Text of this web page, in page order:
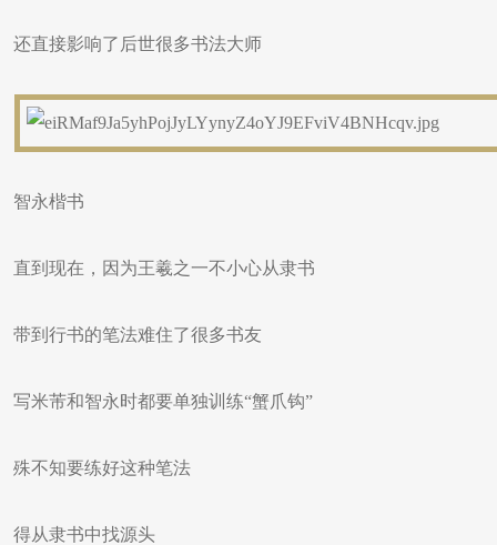
还直接影响了后世很多书法大师
智永楷书
直到现在，因为王羲之一不小心从隶书
带到行书的笔法难住了很多书友
写米芾和智永时都要单独训练“蟹爪钩”
殊不知要练好这种笔法
得从隶书中找源头